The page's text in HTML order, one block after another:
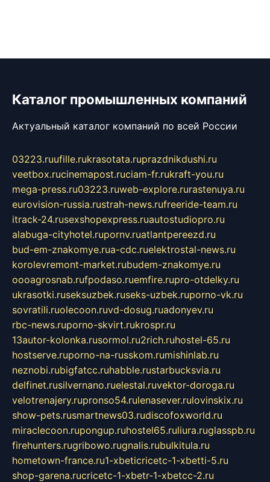
Каталог промышленных компаний
Актуальный каталог компаний по всей России
03223.ruufille.rukrasotata.ruprazdnikdushi.ru
veetbox.rucinemapost.ruciam-fr.rukraft-you.ru
mega-press.ru03223.ruweb-explore.rurastenuya.ru
eurovision-russia.rustrah-news.rufreeride-team.ru
itrack-24.rusexshopexpress.ruautostudiopro.ru
alabuga-cityhotel.rupornv.ruatlantpereezd.ru
bud-em-znakomye.rua-cdc.ruelektrostal-news.ru
korolevremont-market.rubudem-znakomye.ru
oooagrosnab.rufpodaso.ruemfire.rupro-otdelky.ru
ukrasotki.ruseksuzbek.ruseks-uzbek.ruporno-vk.ru
sovratili.ruolecoon.ruvd-dosug.ruadonyev.ru
rbc-news.ruporno-skvirt.rukrospr.ru
13autor-kolonka.rusormol.ru2rich.ruhostel-65.ru
hostserve.ruporno-na-russkom.rumishinlab.ru
neznobi.rubigfatcc.ruhabble.rustarbucksvia.ru
delfinet.rusilvernano.ruelestal.ruvektor-doroga.ru
velotrenajery.rupronso54.rulenasever.rulovinskix.ru
show-pets.rusmartnews03.rudiscofoxworld.ru
miraclecoon.rupongup.ruhostel65.ruliura.ruglasspb.ru
firehunters.rugribowo.rugnalis.rubulkitula.ru
hometown-france.ru1-xbeticricetc-1-xbetti-5.ru
shop-garena.rucricetc-1-xbetr-1-xbetcc-2.ru